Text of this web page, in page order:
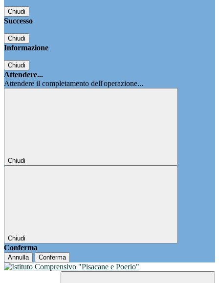
Chiudi
Successo
Chiudi
Informazione
Chiudi
Attendere...
Attendere il completamento dell'operazione...
Chiudi
Chiudi
Conferma
Annulla Conferma